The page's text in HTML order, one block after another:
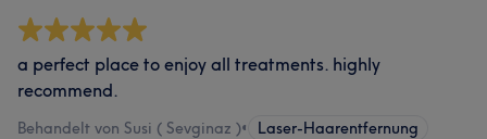
a perfect place to enjoy all treatments. highly
recommend.
Behandelt von Susi ( Sevginaz )• Laser-Haarentfernung